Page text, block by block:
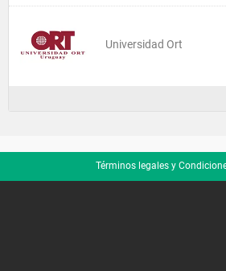
Universidad Ort
Términos legales y